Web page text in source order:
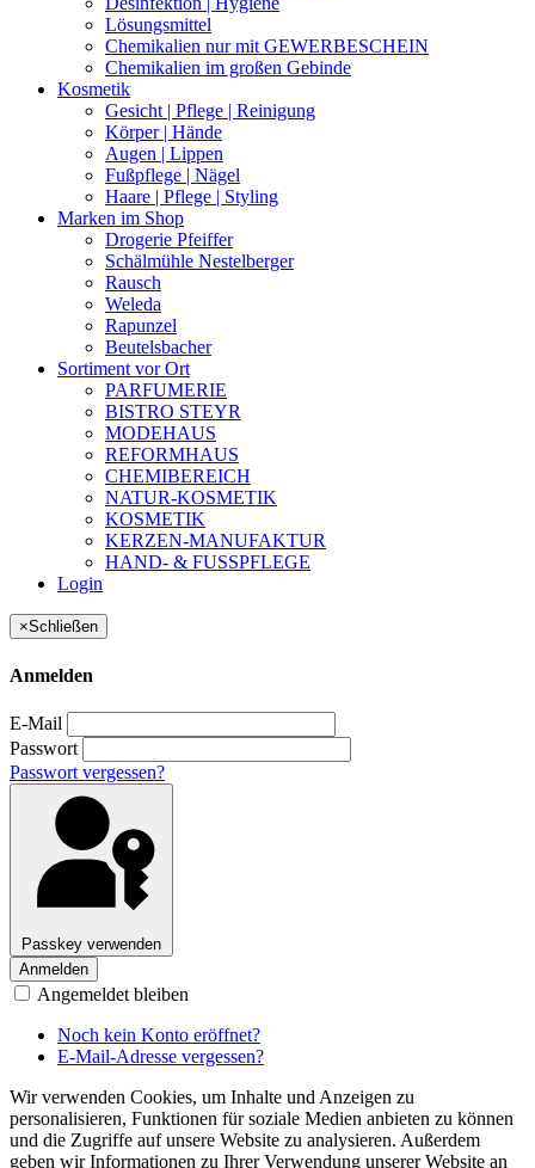
Lösungsmittel
Chemikalien nur mit GEWERBESCHEIN
Chemikalien im großen Gebinde
Kosmetik
Gesicht | Pflege | Reinigung
Körper | Hände
Augen | Lippen
Fußpflege | Nägel
Haare | Pflege | Styling
Marken im Shop
Drogerie Pfeiffer
Schälmühle Nestelberger
Rausch
Weleda
Rapunzel
Beutelsbacher
Sortiment vor Ort
PARFUMERIE
BISTRO STEYR
MODEHAUS
REFORMHAUS
CHEMIBEREICH
NATUR-KOSMETIK
KOSMETIK
KERZEN-MANUFAKTUR
HAND- & FUSSPFLEGE
Login
×Schließen
Anmelden
E-Mail
Passwort
Passwort vergessen?
Passkey verwenden
Anmelden
Angemeldet bleiben
Noch kein Konto eröffnet?
E-Mail-Adresse vergessen?
Wir verwenden Cookies, um Inhalte und Anzeigen zu
personalisieren, Funktionen für soziale Medien anbieten zu können
und die Zugriffe auf unsere Website zu analysieren. Außerdem
geben wir Informationen zu Ihrer Verwendung unserer Website an